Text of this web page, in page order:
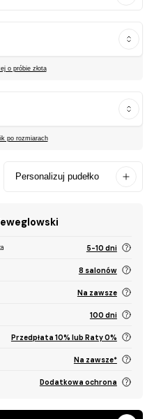
o próbie złota
po rozmiarach
Personalizuj pudełko
5-10 dni
8 salonów
Na zawsze
100 dni
Przedpłata 10% lub Raty 0%
Na zawsze*
Dodatkowa ochrona